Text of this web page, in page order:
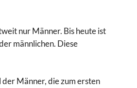
nur Männer. Bis heute ist
männlichen. Diese
Männer, die zum ersten